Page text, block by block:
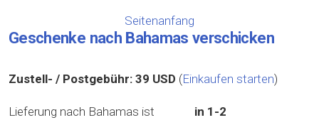
Seitenanfang
Geschenke nach Bahamas verschicken
Zustell- / Postgebühr: 39 USD (Einkaufen starten)
Lieferung nach Bahamas ist
in 1-2